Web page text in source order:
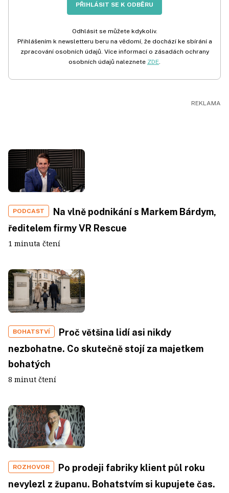
PŘIHLÁSIT SE K ODBĚRU
Odhlásit se můžete kdykoliv.
Přihlášením k newsletteru beru na vědomí, že dochází ke sbírání a
zpracování osobních údajů. Více informací o zásadách ochrany
osobních údajů naleznete ZDE
PODCAST
Na vlně podnikání s Markem Bárdym,
ředitelem firmy VR Rescue
1 minuta čtení
BOHATSTVÍ
Proč většina lidí asi nikdy
nezbohatne. Co skutečně stojí za majetkem
bohatých
8 minut čtení
ROZHOVOR
Po prodeji fabriky klient půl roku
nevylezl z županu. Bohatstvím si kupujete čas.